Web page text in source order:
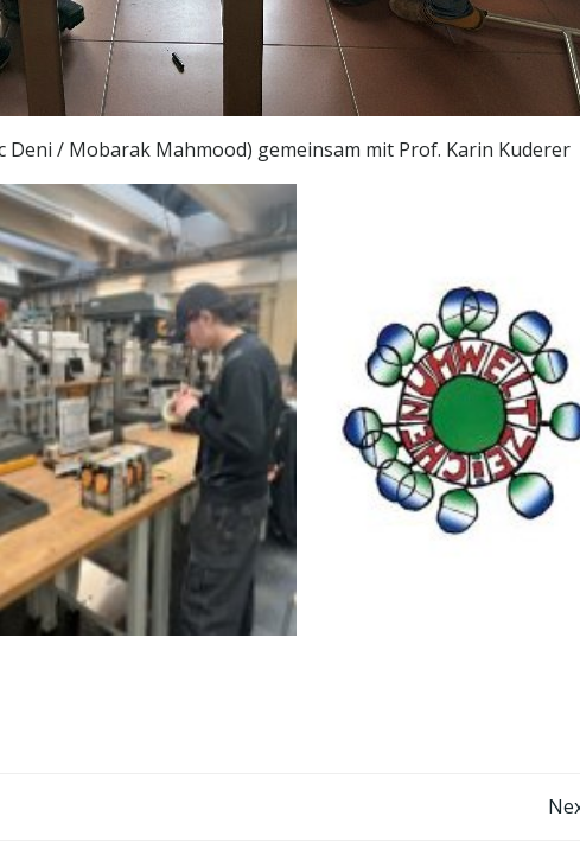
Deni / Mobarak Mahmood) gemeinsam mit Prof. Karin Kuderer